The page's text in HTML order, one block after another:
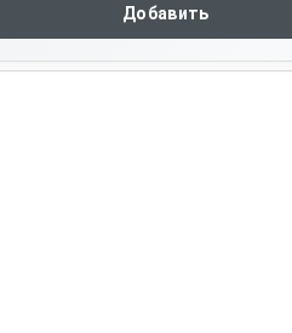
Добавить